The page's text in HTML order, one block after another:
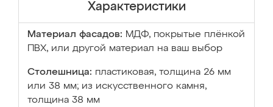
Характеристики
Материал фасадов: МДФ, покрытые плёнкой
ПВХ, или другой материал на ваш выбор
Столешница: пластиковая, толщина 26 мм
или 38 мм; из искусственного камня,
толщина 38 мм